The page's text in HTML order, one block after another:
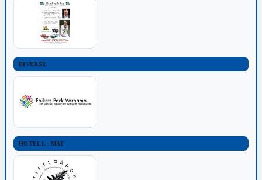
DIVERSE
HOTELL - MAT